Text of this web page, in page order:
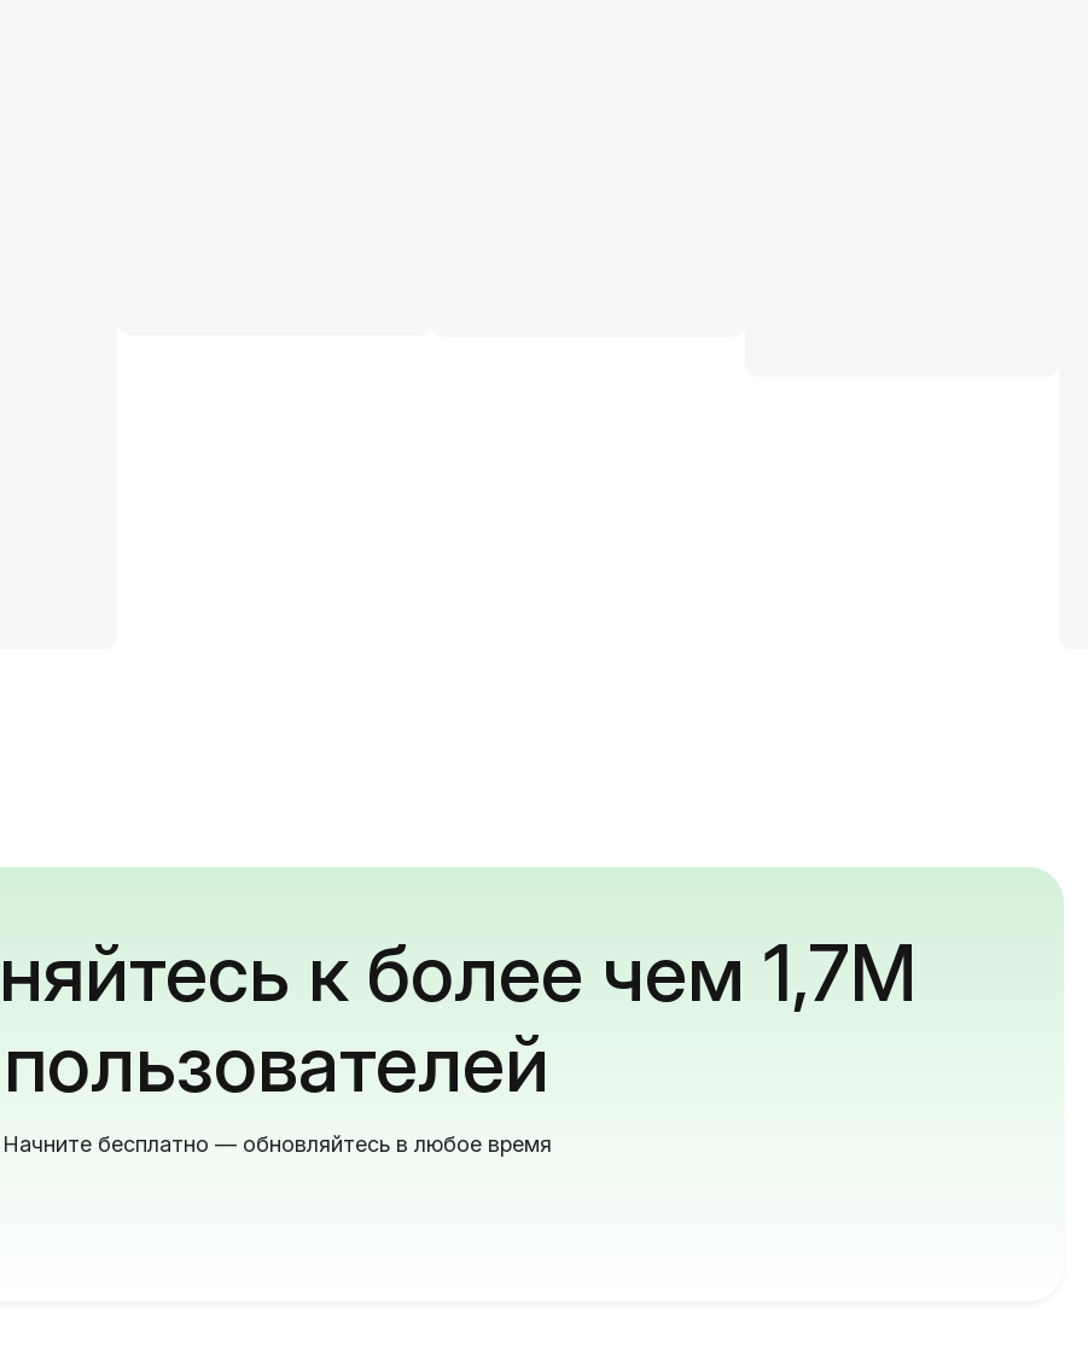
к более чем 1,7M
пользователей
Начните бесплатно — обновляйтесь в любое время